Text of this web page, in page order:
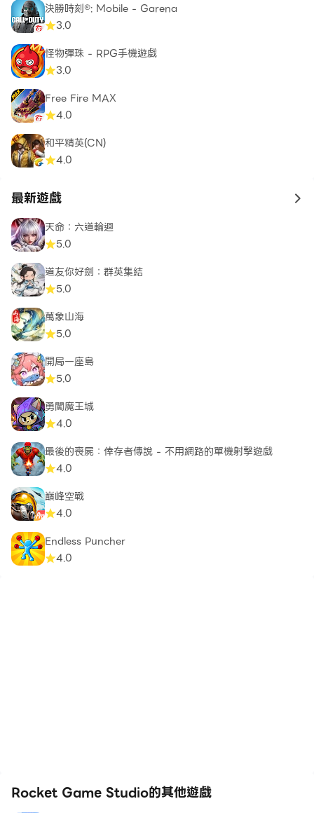
決勝時刻®: Mobile - Garena
3.0
怪物彈珠 - RPG手機遊戲
3.0
Free Fire MAX
4.0
和平精英(CN)
4.0
最新遊戲 to
天命：六道輪迴
5.0
道友你好劍：群英集結
5.0
萬象山海
5.0
開局一座島
5.0
勇闖魔王城
4.0
最後的喪屍：倖存者傳說 - 不用網路的單機射擊遊戲
4.0
巔峰空戰
4.0
Endless Puncher
4.0
Rocket Game Studio的其他遊戲